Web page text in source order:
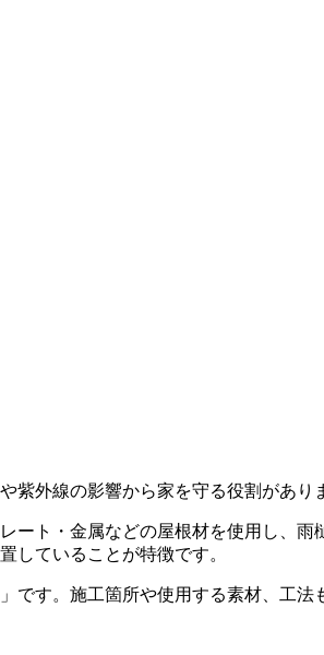
紫外線の影響から家を守る役割があり
ート・金属などの屋根材を使用し、
していることが特徴です。
です。施工箇所や使用する素材、工